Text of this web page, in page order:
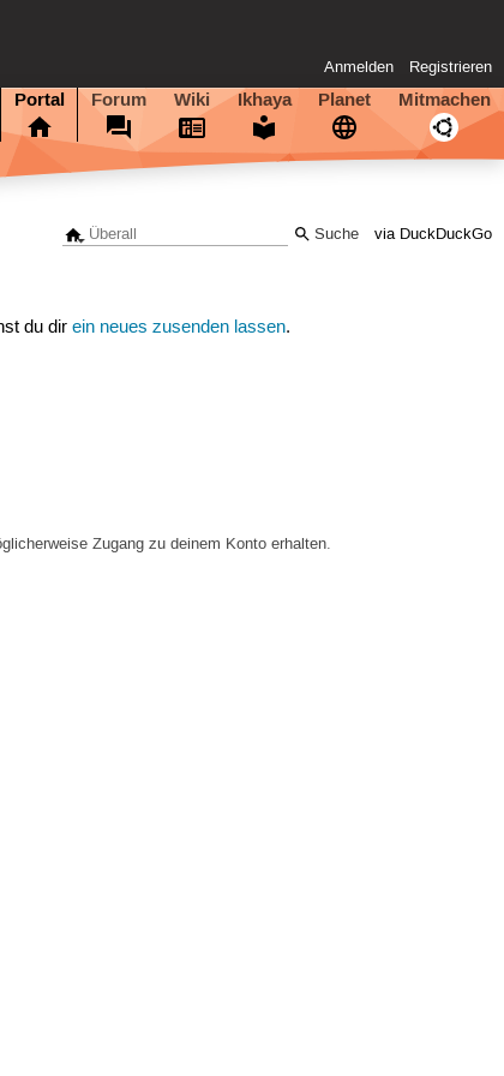
Anmelden Registrieren
Portal Forum Wiki Ikhaya Planet Mitmachen
via DuckDuckGo
du direin neues zusenden lassen.
Zugang zu deinem Konto erhalten.